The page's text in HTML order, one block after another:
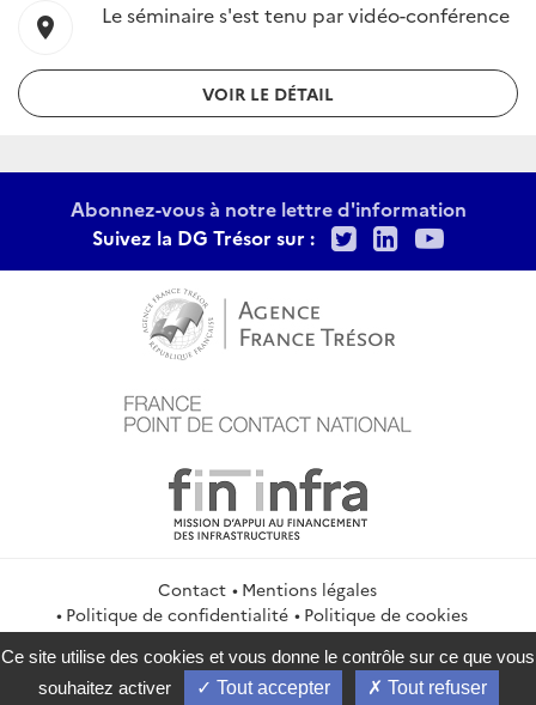
location_on Le séminaire s'est tenu par vidéo-conférence
VOIR LE DÉTAIL
Abonnez-vous à notre lettre d'information
Suivez la DG Trésor sur :
TwitterLinkedIn
Contact
Mentions légales
Politique de confidentialité
Politique de cookies
Gestion des cookies
Flux RSS
service-public.gouv.fr
legifrance.gouv.fr
info.gouv.fr
Ce site utilise des cookies et vous donne le contrôle sur ce que vous
souhaitez activer
Tout accepter Tout refuser